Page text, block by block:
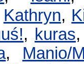
Kathryn,
, kuras
, Manio/